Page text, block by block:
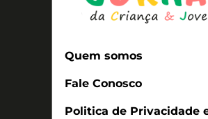
Quem somos
Fale Conosco
Politica de Privacidade